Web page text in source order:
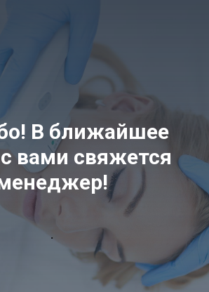
В ближайшее
вами свяжется
.